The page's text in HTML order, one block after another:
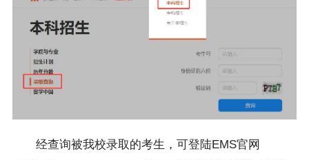
经查询被我校录取的考生，可登陆EMS官网